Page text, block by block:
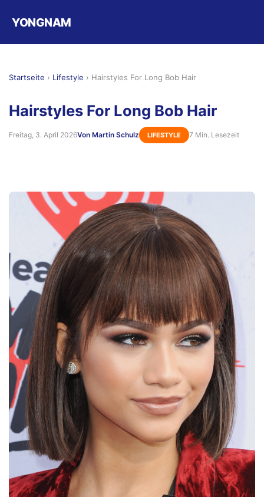
YONGNAM
Startseite › Lifestyle › Hairstyles For Long Bob Hair
Hairstyles For Long Bob Hair
Freitag, 3. April 2026Von Martin Schulz LIFESTYLE 7 Min. Lesezeit